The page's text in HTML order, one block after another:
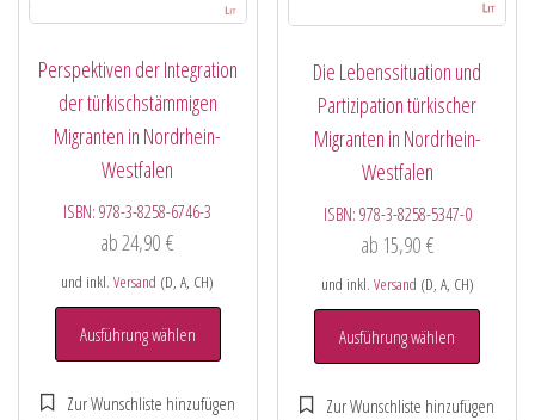
Perspektiven der Integration
der türkischstämmigen
Migranten in Nordrhein-
Westfalen
ISBN:978-3-8258-6746-3
ab24,90€
und inkl.Versand (D, A, CH)
Ausführung wählen
Die Lebenssituation und
Partizipation türkischer
Migranten in Nordrhein-
Westfalen
ISBN: 978-3-8258-5347-0
ab 15,90 €
und inkl. Versand (D, A, CH)
Ausführung wählen